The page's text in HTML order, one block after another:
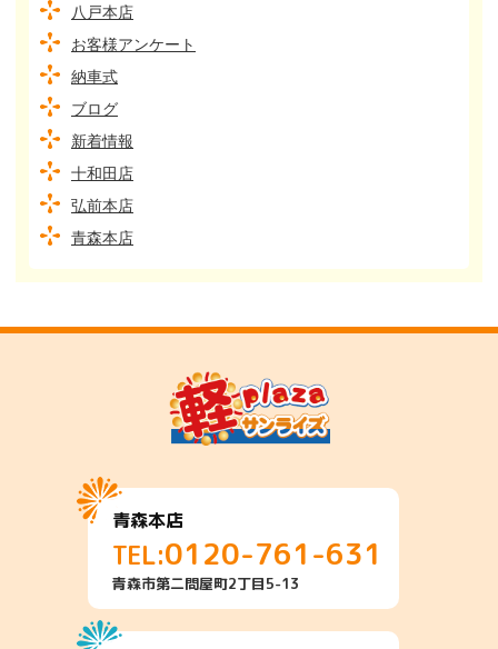
八戸本店
お客様アンケート
納車式
ブログ
新着情報
十和田店
弘前本店
青森本店
青森本店
TEL:0120-761-631
青森市第二問屋町2丁目5-13